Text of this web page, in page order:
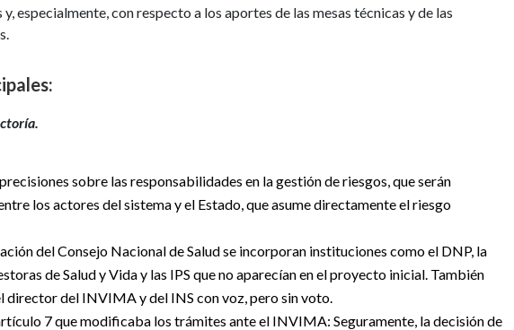
especialmente, con respecto a los aportes de las mesas técnicas y de las
sobre las responsabilidades en la gestión de riesgos, que serán
los actores del sistema y el Estado, que asume directamente el riesgo
del Consejo Nacional de Salud se incorporan instituciones como el DNP, la
de Salud y Vida y las IPS que no aparecían en el proyecto inicial. También
director del INVIMA y del INS con voz, pero sin voto.
7 que modificaba los trámites ante el INVIMA:Seguramente, la decisión de